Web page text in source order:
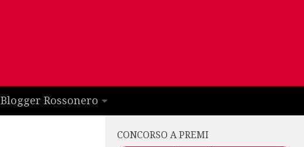
Blogger Rossonero
CONCORSO A PREMI